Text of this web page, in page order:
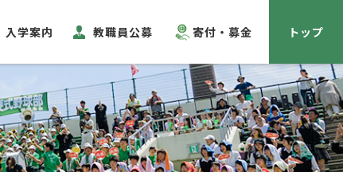
入学案内 教職員公募 寄付・募金 トップ